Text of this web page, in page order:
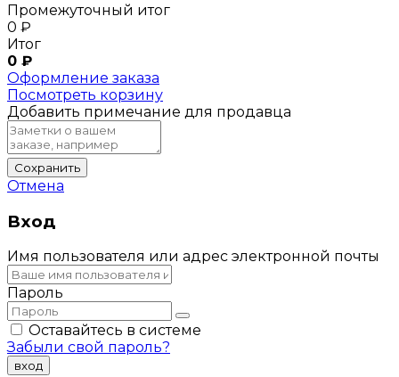
Промежуточный итог
0 ₽
Итог
0 ₽
Оформление заказа
Посмотреть корзину
Добавить примечание для продавца
Сохранить
Отмена
Вход
Имя пользователя или адрес электронной почты
Пароль
Оставайтесь в системе
Забыли свой пароль?
вход